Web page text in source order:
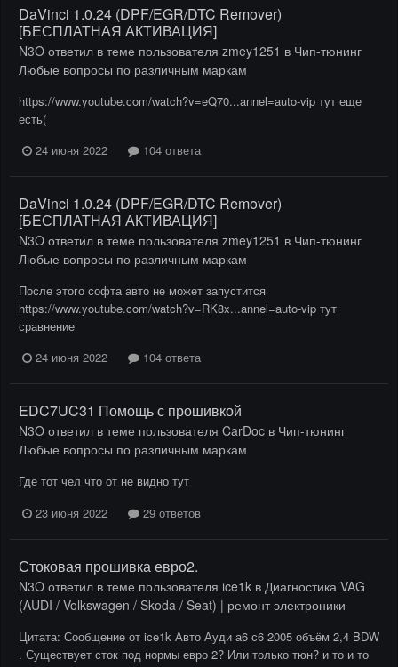
DaVinci 1.0.24 (DPF/EGR/DTC Remover)
[БЕСПЛАТНАЯ АКТИВАЦИЯ]
N3O ответил в теме пользователя zmey1251 в Чип-тюнинг
Любые вопросы по различным маркам
https://www.youtube.com/watch?v=eQ70...annel=auto-vip тут еще
есть(
24 июня 2022
104 ответа
DaVinci 1.0.24 (DPF/EGR/DTC Remover)
[БЕСПЛАТНАЯ АКТИВАЦИЯ]
N3O ответил в теме пользователя zmey1251 в Чип-тюнинг
Любые вопросы по различным маркам
После этого софта авто не может запустится
https://www.youtube.com/watch?v=RK8x...annel=auto-vip тут
сравнение
24 июня 2022
104 ответа
EDC7UC31 Помощь с прошивкой
N3O ответил в теме пользователя CarDoc в Чип-тюнинг
Любые вопросы по различным маркам
Где тот чел что от не видно тут
23 июня 2022
29 ответов
Стоковая прошивка евро2.
N3O ответил в теме пользователя ice1k в Диагностика VAG
(AUDI / Volkswagen / Skoda / Seat) | ремонт электроники
Цитата: Сообщение от ice1k Авто Ауди а6 с6 2005 объём 2,4 BDW
. Существует сток под нормы евро 2? Или только тюн? и то и то